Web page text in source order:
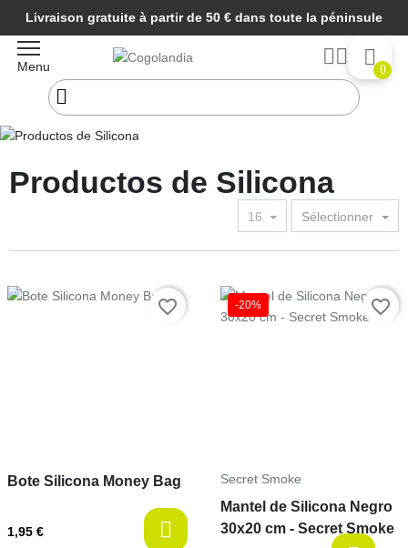
Livraison gratuite à partir de 50 € dans toute la péninsule
Menu 0
Début Parafernalia
Productos de Silicona
16 Sélectionner
Prix
Bote Silicona Money Bag
1,95 €
favorite_border -20%
Secret Smoke
Mantel de Silicona Negro
30x20 cm - Secret Smoke
favorite_border